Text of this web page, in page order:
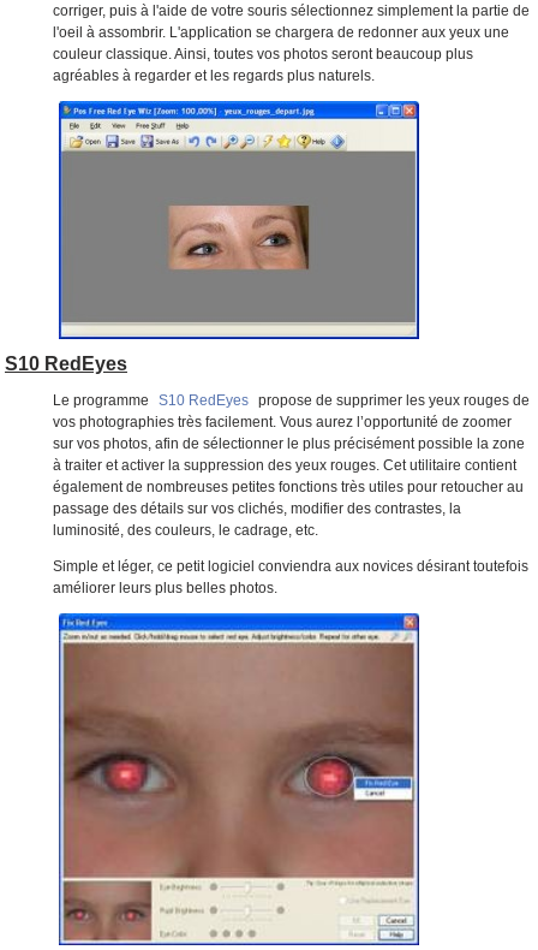
corriger, puis à l'aide de votre souris sélectionnez simplement la partie de
l'oeil à assombrir. L'application se chargera de redonner aux yeux une
couleur classique. Ainsi, toutes vos photos seront beaucoup plus
agréables à regarder et les regards plus naturels.
S10 RedEyes
Le programme S10 RedEyes propose de supprimer les yeux rouges de
vos photographies très facilement. Vous aurez l’opportunité de zoomer
sur vos photos, afin de sélectionner le plus précisément possible la zone
à traiter et activer la suppression des yeux rouges. Cet utilitaire contient
également de nombreuses petites fonctions très utiles pour retoucher au
passage des détails sur vos clichés, modifier des contrastes, la
luminosité, des couleurs, le cadrage, etc.
Simple et léger, ce petit logiciel conviendra aux novices désirant toutefois
améliorer leurs plus belles photos.